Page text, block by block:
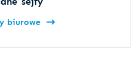
biurowe